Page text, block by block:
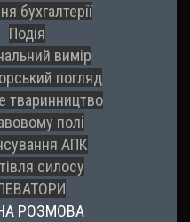
бухгалтерії
Подія
вимір
погляд
тваринництво
полі
АПК
силосу
РОЗМОВА